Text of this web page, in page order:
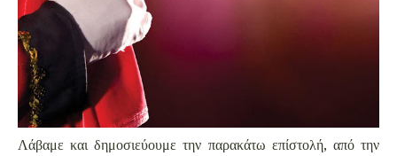
Λάβαμε και δημοσιεύουμε την παρακάτω επίστολή, από την